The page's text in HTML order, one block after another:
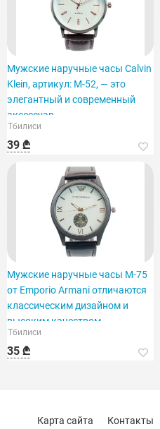
Мужские наручные часы Calvin
Klein, артикул: M-52, — это
элегантный и современный
аксессуар.
Тбилиси
39 ₾
Мужские наручные часы M-75
от Emporio Armani отличаются
классическим дизайном и
высоким качеством.
Тбилиси
35 ₾
Карта сайта Контакты